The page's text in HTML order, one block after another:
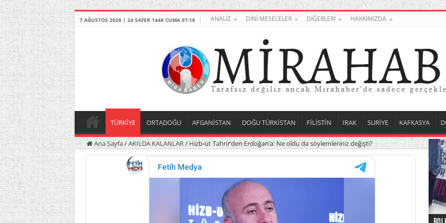
7 AĞUSTOS 2026 | 24 SAFER 1448 CUMA 07:16 ANALİZ DİNİ MESELELER DİĞERLERİ HAKKIMIZDA
TÜRKİYE ORTADOĞU AFGANİSTAN DOĞU TÜRKİSTAN FİLİSTİN IRAK SURİYE KAFKASYA
Ana Sayfa/AKILDA KALANLAR/Hizb-ut Tahrir’den Erdoğan’a: Ne oldu da söylemleriniz değişti?